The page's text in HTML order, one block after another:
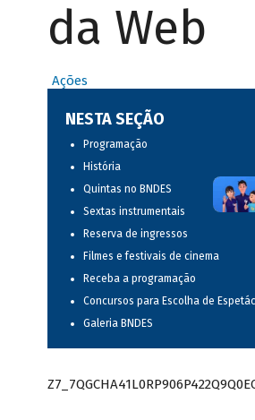
da Web
Ações
NESTA SEÇÃO
Programação
História
Quintas no BNDES
Sextas instrumentais
Reserva de ingressos
Filmes e festivais de cinema
Receba a programação
Concursos para Escolha de
Galeria BNDES